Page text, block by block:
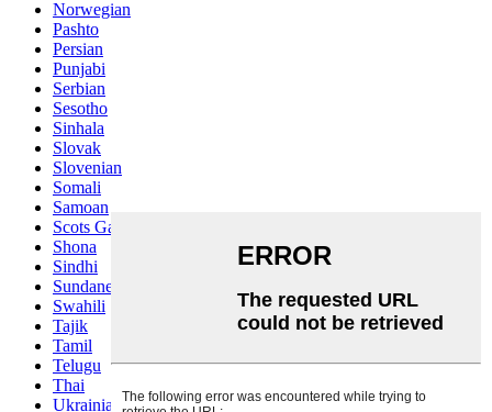
Norwegian
Pashto
Persian
Punjabi
Serbian
Sesotho
Sinhala
Slovak
Slovenian
Somali
Samoan
Scots Gaelic
Shona
Sindhi
Sundanese
Swahili
Tajik
Tamil
Telugu
Thai
Ukrainian